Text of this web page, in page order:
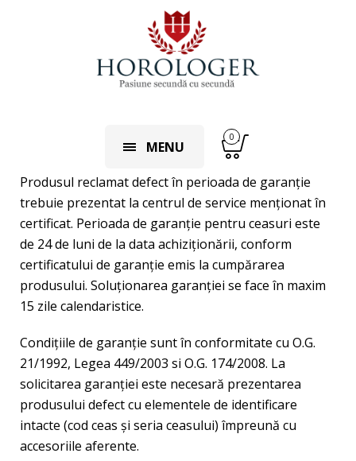
MENU
0
Produsul reclamat defect în perioada de garanţie
trebuie prezentat la centrul de service menţionat în
certificat. Perioada de garanţie pentru ceasuri este
de 24 de luni de la data achiziţionării, conform
certificatului de garanţie emis la cumpărarea
produsului. Soluţionarea garanţiei se face în maxim
15 zile calendaristice.
Condiţiile de garanţie sunt în conformitate cu O.G.
21/1992, Legea 449/2003 si O.G. 174/2008. La
solicitarea garanţiei este necesară prezentarea
produsului defect cu elementele de identificare
intacte (cod ceas şi seria ceasului) împreună cu
accesoriile aferente.